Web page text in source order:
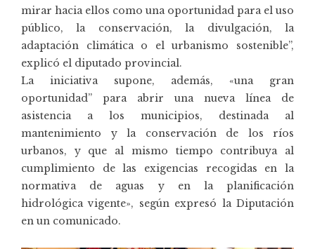
mirar hacia ellos como una oportunidad para el uso
público, la conservación, la divulgación, la
adaptación climática o el urbanismo sostenible”,
explicó el diputado provincial.
La iniciativa supone, además, «una gran
oportunidad” para abrir una nueva línea de
asistencia a los municipios, destinada al
mantenimiento y la conservación de los ríos
urbanos, y que al mismo tiempo contribuya al
cumplimiento de las exigencias recogidas en la
normativa de aguas y en la planificación
hidrológica vigente», según expresó la Diputación
en un comunicado.